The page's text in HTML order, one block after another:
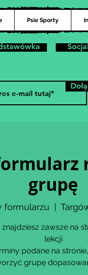
Psie Sporty
grupę
formularzu
zawsze na
lekcji
podane na
grupę